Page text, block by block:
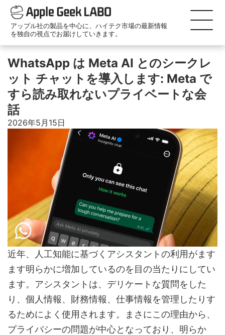
アップル社の製品を中心に、ハイテク市場の最新情報
を独自の視点でお届けしていきます。
WhatsApp は Meta AI とのシークレ
ット チャットを導入します: Meta で
すら読み取れないプライベートな会
話
2026年5月15日
近年、人工知能に基づくアシスタントの利用がます
ます明らかに増加しているのを目の当たりにしてい
ます。アシスタントは、デリケートな質問をした
り、個人情報、財務情報、仕事情報を管理したりす
るためによく使用されます。まさにこの理由から、
プライバシーの問題が中心となっており、明らか